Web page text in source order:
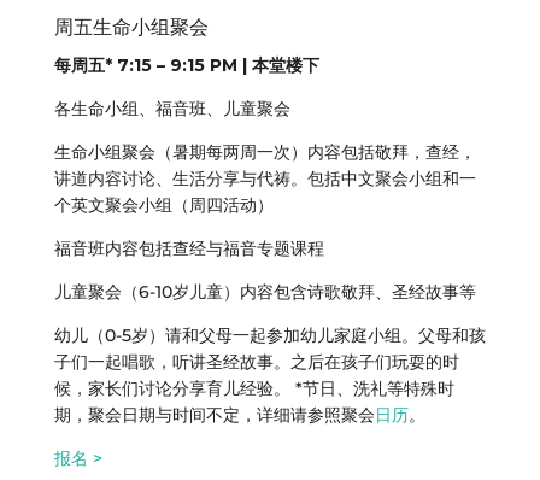
周五生命小组聚会
每周五* 7:15 – 9:15 PM | 本堂楼下
各生命小组、福音班、儿童聚会
生命小组聚会（暑期每两周一次）内容包括敬拜，查经，
讲道内容讨论、生活分享与代祷。包括中文聚会小组和一
个英文聚会小组（周四活动）
福音班内容包括查经与福音专题课程
儿童聚会（6-10岁儿童）内容包含诗歌敬拜、圣经故事等
幼儿（0-5岁）请和父母一起参加幼儿家庭小组。父母和孩
子们一起唱歌，听讲圣经故事。之后在孩子们玩耍的时
候，家长们讨论分享育儿经验。 *节日、洗礼等特殊时
期，聚会日期与时间不定，详细请参照聚会日历。
报名 >